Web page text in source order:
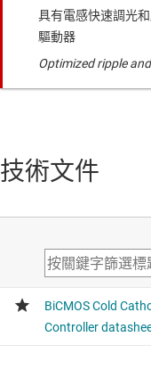
具有電感快速調光
驅動器
Optimized ripple
技術文件